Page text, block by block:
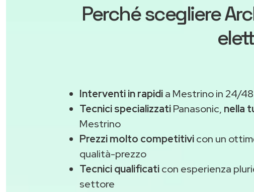
Perché scegliere
Interventi in rapidia Mestrino in 24/
Tecnici specializzatiPanasonic, nella
Mestrino
Prezzi molto competitivicon un
qualità-prezzo
Tecnici qualificaticon esperienza
settore